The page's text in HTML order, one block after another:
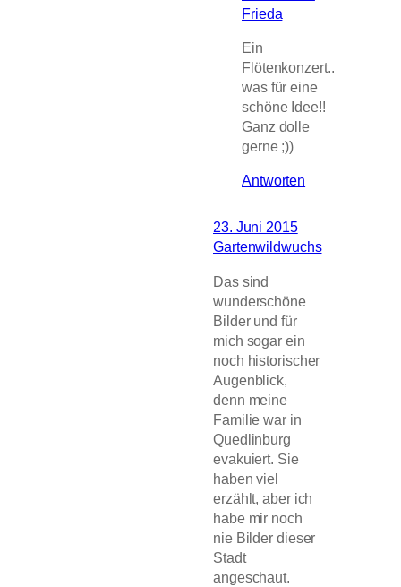
Frieda
Ein
Flötenkonzert..
was für eine
schöne Idee!!
Ganz dolle
gerne ;))
Antworten
23. Juni 2015
Gartenwildwuchs
Das sind
wunderschöne
Bilder und für
mich sogar ein
noch historischer
Augenblick,
denn meine
Familie war in
Quedlinburg
evakuiert. Sie
haben viel
erzählt, aber ich
habe mir noch
nie Bilder dieser
Stadt
angeschaut.